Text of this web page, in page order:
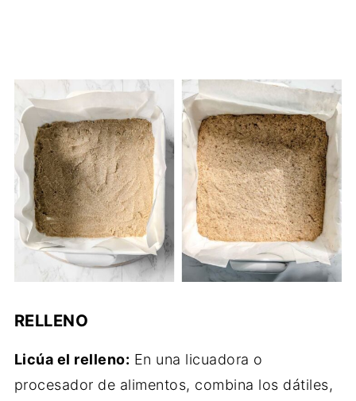
RELLENO
Licúa el relleno: En una licuadora o
procesador de alimentos, combina los dátiles,